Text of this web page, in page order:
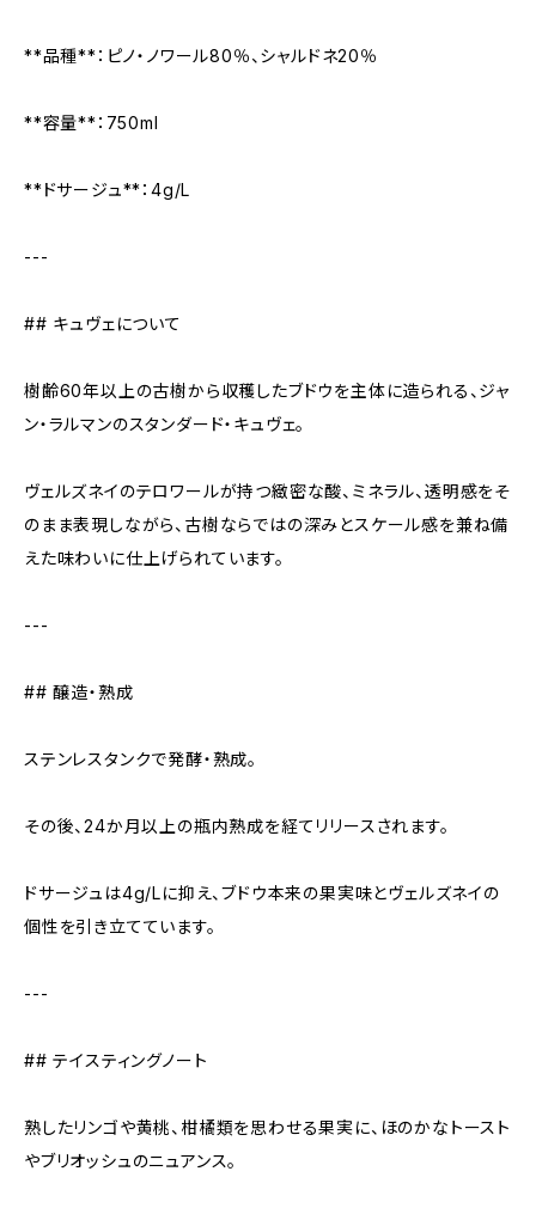
**品種**：ピノ・ノワール80％、シャルドネ20％
**容量**：750ml
**ドサージュ**：4g/L
---
## キュヴェについて
樹齢60年以上の古樹から収穫したブドウを主体に造られる、ジャ
ン・ラルマンのスタンダード・キュヴェ。
ヴェルズネイのテロワールが持つ緻密な酸、ミネラル、透明感をそ
のまま表現しながら、古樹ならではの深みとスケール感を兼ね備
えた味わいに仕上げられています。
---
## 醸造・熟成
ステンレスタンクで発酵・熟成。
その後、24か月以上の瓶内熟成を経てリリースされます。
ドサージュは4g/Lに抑え、ブドウ本来の果実味とヴェルズネイの
個性を引き立てています。
---
## テイスティングノート
熟したリンゴや黄桃、柑橘類を思わせる果実に、ほのかなトースト
やブリオッシュのニュアンス。